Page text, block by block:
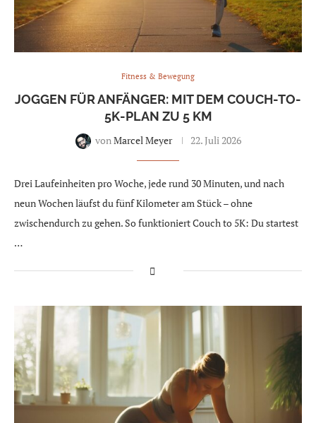
Fitness & Bewegung
JOGGEN FÜR ANFÄNGER: MIT DEM COUCH-TO-
5K-PLAN ZU 5 KM
von Marcel Meyer 22. Juli 2026
Drei Laufeinheiten pro Woche, jede rund 30 Minuten, und nach
neun Wochen läufst du fünf Kilometer am Stück – ohne
zwischendurch zu gehen. So funktioniert Couch to 5K: Du startest
…